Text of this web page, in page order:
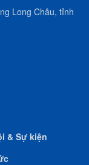
Long Châu, tỉnh
& Sự kiện